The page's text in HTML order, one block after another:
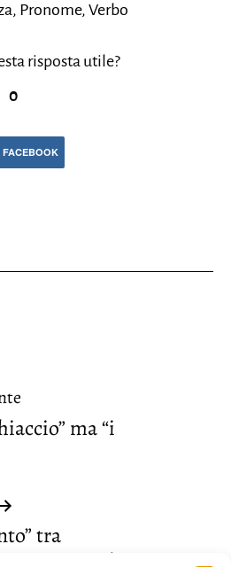
Pronome, Verbo
risposta utile?
0
FACEBOOK
ma “i
tra
comparazione